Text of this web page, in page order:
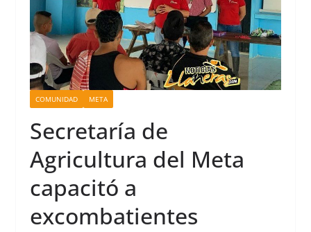
COMUNIDAD META
Secretaría de
Agricultura del Meta
capacitó a
excombatientes